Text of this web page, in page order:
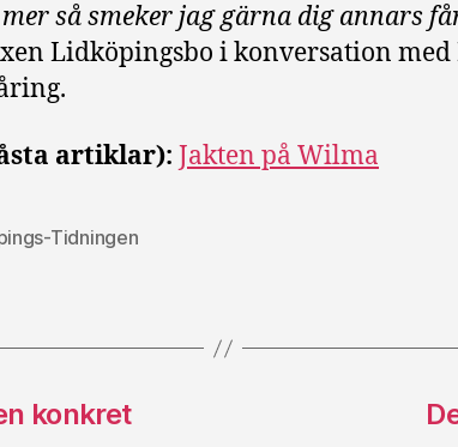
så smeker jag gärna dig annars
Lidköpingsbo i konversation med
artiklar): Jakten på Wilma
Tidningen
konkret